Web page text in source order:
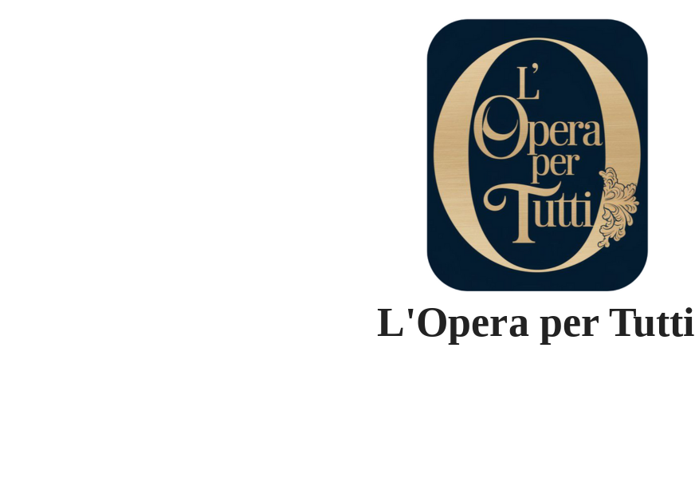
L'Opera per Tutti